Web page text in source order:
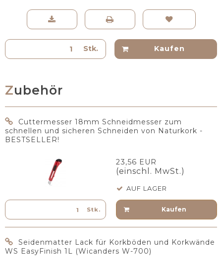
Stk. Kaufen
Zubehör
Cuttermesser 18mm Schneidmesser zum
schnellen und sicheren Schneiden von Naturkork -
BESTSELLER!
23,56 EUR
(einschl. MwSt.)
AUF LAGER
Stk. Kaufen
Seidenmatter Lack für Korkböden und Korkwände
WS EasyFinish 1L (Wicanders W-700)